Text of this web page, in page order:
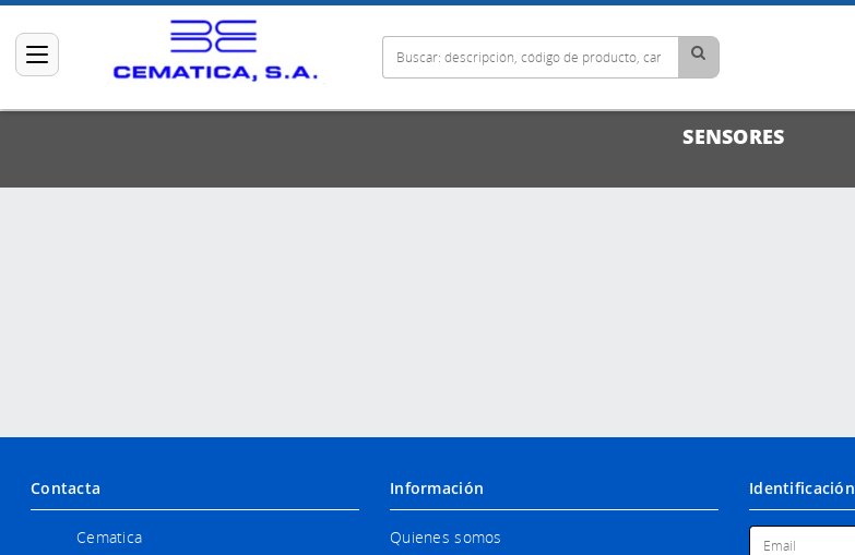
SENSORES
Contacta
Cematica
Información
Quienes somos
Identificación